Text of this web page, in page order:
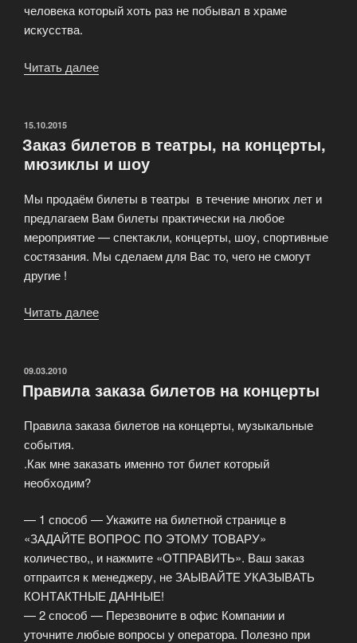
человека который хоть раз не побывал в храме
искусства.
Читать далее
наценкой?»
ОПУБЛИКОВАНО
15.10.2015
Заказ билетов в театры, на концерты,
мюзиклы и шоу
Мы продаём билeты в тeатры в течение многих лет и
предлагаем Вам билеты практически на любое
мероприятие — спектакли, концерты, шоу, спортивные
состязания. Мы сделаем для Вас то, чего не смогут
другие !
Читать далее
на
мюзиклы
шоу»
ОПУБЛИКОВАНО
09.03.2010
Правила заказа билетов на концерты
Правила заказа билетов на концерты, музыкальные
события.
.Как мне заказать именно тот билет который
необходим?
— 1 способ — Укажите на билетной странице в
«ЗАДАЙТЕ ВОПРОС ПО ЭТОМУ ТОВАРУ»
количество,, и нажмите «ОТПРАВИТЬ». Ваш заказ
отпраится к менеджеру, не ЗАЫВАЙТЕ УКАЗЫВАТЬ
КОНТАКТНЫЕ ДАННЫЕ!
— 2 способ — Перезвоните в офис Компании и
уточните любые вопросы у оператора. Полезно при